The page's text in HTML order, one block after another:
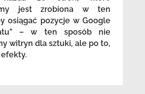
jest zrobiona w ten
osiągać pozycje w Google
– w ten sposób nie
witryn dla sztuki, ale po to,